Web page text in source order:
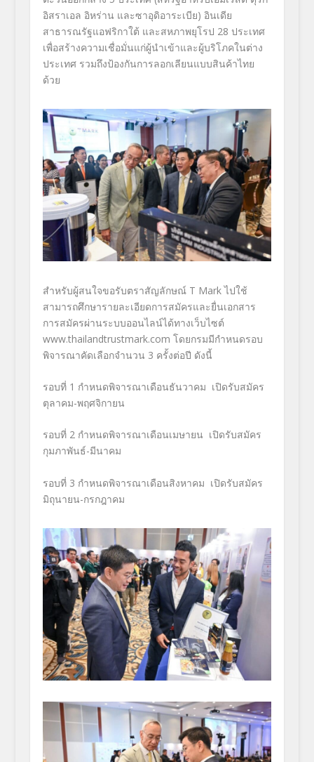
อิสราเอล อิหร่าน และซาอุดิอาระเบีย) อินเดีย
สาธารณรัฐแอฟริกาใต้ และสหภาพยุโรป 28 ประเทศ
เพื่อสร้างความเชื่อมั่นแก่ผู้นำเข้าและผู้บริโภคในต่าง
ประเทศ รวมถึงป้องกันการลอกเลียนแบบสินค้าไทย
ด้วย
สำหรับผู้สนใจขอรับตราสัญลักษณ์ T Markไปใช้
สามารถศึกษารายละเอียดการสมัครและยื่นเอกสาร
การสมัครผ่านระบบออนไลน์ได้ทางเว็บไซต์
www.thailandtrustmark.com โดยกรมมีกำหนดรอบ
พิจารณาคัดเลือกจำนวน 3 ครั้งต่อปี ดังนี้
รอบที่ 1 กำหนดพิจารณาเดือนธันวาคม เปิดรับสมัคร
ตุลาคม-พฤศจิกายน
รอบที่ 2กำหนดพิจารณาเดือนเมษายน เปิดรับสมัคร
กุมภาพันธ์-มีนาคม
รอบที่ 3 กำหนดพิจารณาเดือนสิงหาคม เปิดรับสมัคร
มิถุนายน-กรกฎาคม